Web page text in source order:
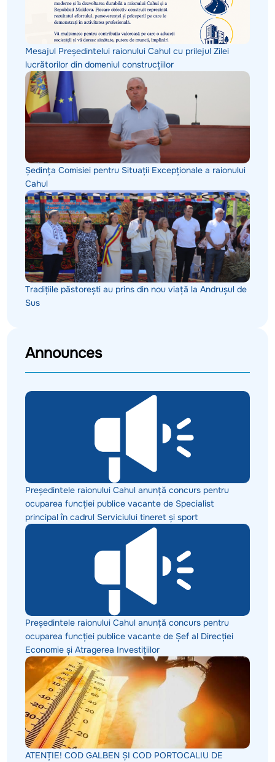
Mesajul Președintelui raionului Cahul cu prilejul Zilei
lucrătorilor din domeniul construcțiilor
Ședința Comisiei pentru Situații Excepționale a raionului
Cahul
Tradițiile păstorești au prins din nou viață la Andrușul de
Sus
Announces
Președintele raionului Cahul anunță concurs pentru
ocuparea funcției publice vacante de Specialist
principal în cadrul Serviciului tineret și sport
Președintele raionului Cahul anunță concurs pentru
ocuparea funcției publice vacante de Șef al Direcției
Economie și Atragerea Investițiilor
ATENȚIE! COD GALBEN ȘI COD PORTOCALIU DE